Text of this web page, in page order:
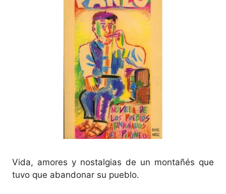
Vida, amores y nostalgias de un montañés que
tuvo que abandonar su pueblo.